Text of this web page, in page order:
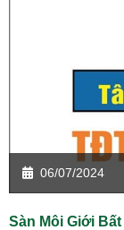
06/07/2024
Sàn Môi Giới